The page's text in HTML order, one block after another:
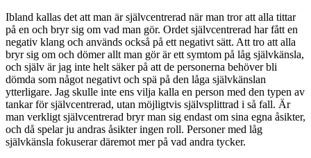
Ibland kallas det att man är självcentrerad när man tror att alla tittar
på en och bryr sig om vad man gör. Ordet självcentrerad har fått en
negativ klang och används också på ett negativt sätt. Att tro att alla
bryr sig om och dömer allt man gör är ett symtom på låg självkänsla,
och själv är jag inte helt säker på att de personerna behöver bli
dömda som något negativt och spä på den låga självkänslan
ytterligare. Jag skulle inte ens vilja kalla en person med den typen av
tankar för självcentrerad, utan möjligtvis självsplittrad i så fall. Är
man verkligt självcentrerad bryr man sig endast om sina egna åsikter,
och då spelar ju andras åsikter ingen roll. Personer med låg
självkänsla fokuserar däremot mer på vad andra tycker.